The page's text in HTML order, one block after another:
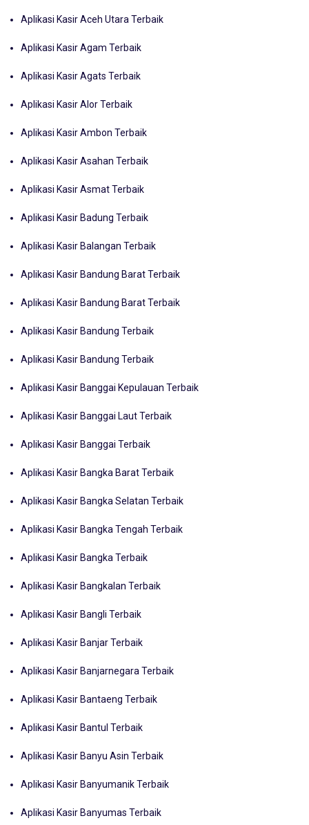
Aplikasi Kasir Aceh Utara Terbaik
Aplikasi Kasir Agam Terbaik
Aplikasi Kasir Agats Terbaik
Aplikasi Kasir Alor Terbaik
Aplikasi Kasir Ambon Terbaik
Aplikasi Kasir Asahan Terbaik
Aplikasi Kasir Asmat Terbaik
Aplikasi Kasir Badung Terbaik
Aplikasi Kasir Balangan Terbaik
Aplikasi Kasir Bandung Barat Terbaik
Aplikasi Kasir Bandung Barat Terbaik
Aplikasi Kasir Bandung Terbaik
Aplikasi Kasir Bandung Terbaik
Aplikasi Kasir Banggai Kepulauan Terbaik
Aplikasi Kasir Banggai Laut Terbaik
Aplikasi Kasir Banggai Terbaik
Aplikasi Kasir Bangka Barat Terbaik
Aplikasi Kasir Bangka Selatan Terbaik
Aplikasi Kasir Bangka Tengah Terbaik
Aplikasi Kasir Bangka Terbaik
Aplikasi Kasir Bangkalan Terbaik
Aplikasi Kasir Bangli Terbaik
Aplikasi Kasir Banjar Terbaik
Aplikasi Kasir Banjarnegara Terbaik
Aplikasi Kasir Bantaeng Terbaik
Aplikasi Kasir Bantul Terbaik
Aplikasi Kasir Banyu Asin Terbaik
Aplikasi Kasir Banyumanik Terbaik
Aplikasi Kasir Banyumas Terbaik